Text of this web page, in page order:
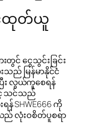
ေထုတ်ယူ
းတွင် ငွေသွင်းခြင်း
သည် မြန်မာနိုင်ငံ
း လွယ်ကူစေရန်
င့် သင်သည်
န် SHWE666 ကို
သည် လုံးဝစိတ်ပူစရာ